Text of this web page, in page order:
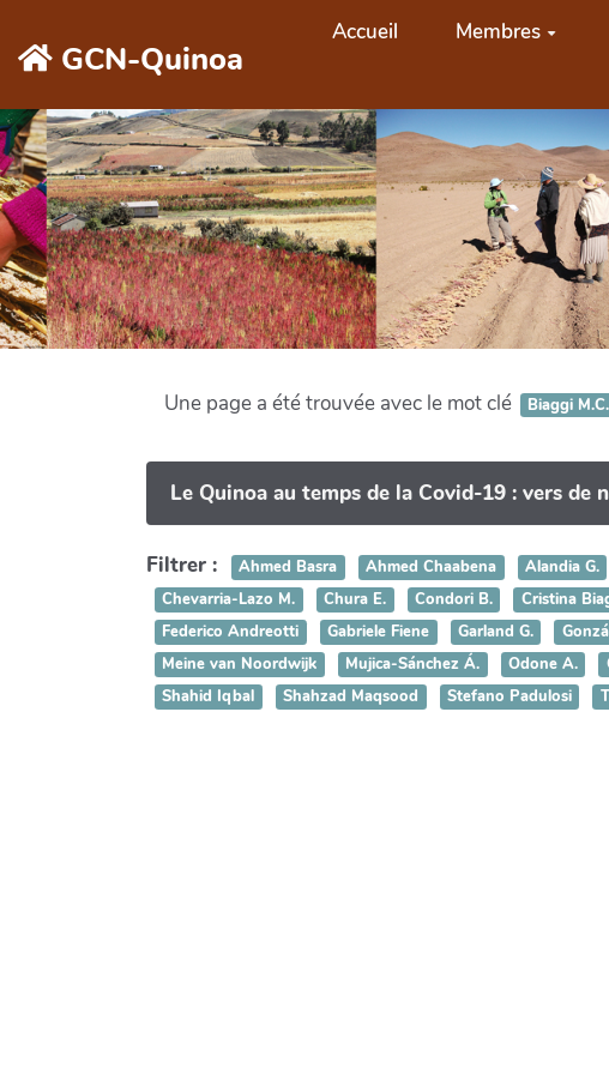
GCN-Quinoa
Accueil Membres
Une page a été trouvée avec le mot clé Biaggi M.C.
Le Quinoa au temps de la Covid-19 : vers
Filtrer : Ahmed Basra Ahmed Chaabena Alandia G.
Chevarria-Lazo M.
Chura E. Condori B. Cristina
Federico Andreotti
Gabriele Fiene Garland G.
Meine van Noordwijk
Mujica-Sánchez Á. Odone A.
Shahid Iqbal
Shahzad Maqsood Stefano Padulosi